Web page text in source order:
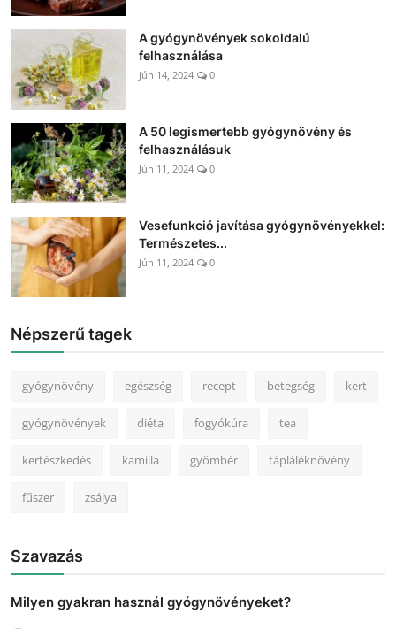
A gyógynövények sokoldalú
felhasználása
Jún 14, 2024 0
A 50 legismertebb gyógynövény és
felhasználásuk
Jún 11, 2024 0
Vesefunkció javítása gyógynövényekkel:
Természetes...
Jún 11, 2024 0
Népszerű tagek
gyógynövény egészség recept betegség kert
gyógynövények diéta fogyókúra tea
kertészkedés kamilla gyömbér tápláléknövény
fűszer zsálya
Szavazás
Milyen gyakran használ gyógynövényeket?